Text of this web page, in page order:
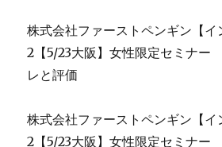
株式会社ファーストペンギン【
2【5/23大阪】女性限定セミナ
レと評価
株式会社ファーストペンギン【
2【5/23大阪】女性限定セミナー